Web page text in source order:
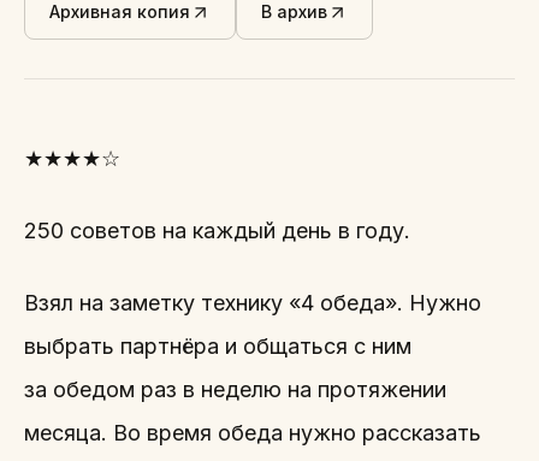
Архивная копия В архив
★★★★☆
250 советов на каждый день в году.
Взял на заметку технику «4 обеда». Нужно
выбрать партнёра и общаться с ним
за обедом раз в неделю на протяжении
месяца. Во время обеда нужно рассказать